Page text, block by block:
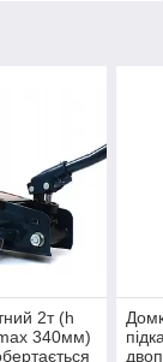
2т (h
340мм)